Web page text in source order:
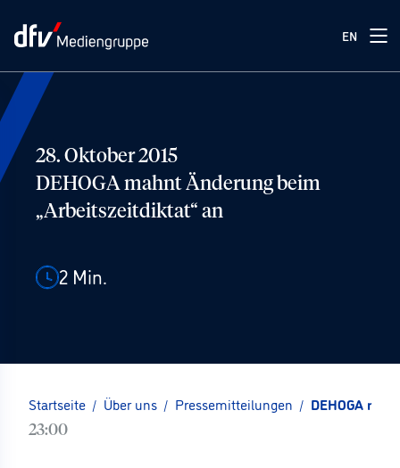
EN
28. Oktober 2015
DEHOGA mahnt Änderung beim
„Arbeitszeitdiktat“ an
2 Min.
Startseite / Über uns / Pressemitteilungen / DEHOGA
23:00